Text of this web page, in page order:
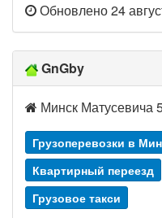
Обновлено 24
GnGby
Минск Матусевича
Грузоперевозки в
Квартирный переезд
Грузовое такси